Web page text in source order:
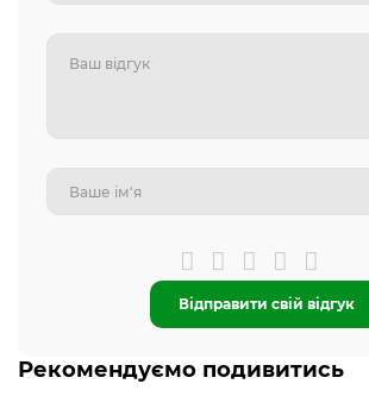
Відправити свій відгук
Рекомендуємо подивитись